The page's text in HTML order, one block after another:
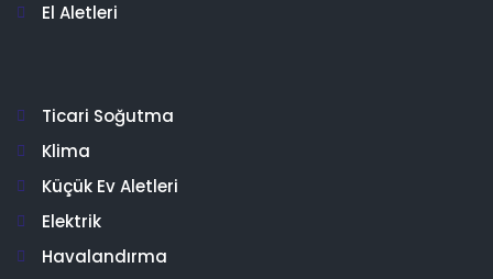
El Aletleri
Ticari Soğutma
Klima
Küçük Ev Aletleri
Elektrik
Havalandırma